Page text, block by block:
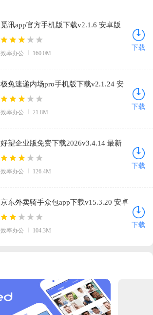
觅讯app官方手机版下载v2.1.6 安卓版
效率办公 160.0M
下载
极兔速递内场pro手机版下载v2.1.24 安
卓版
效率办公 21.8M
下载
好望企业版免费下载2026v3.4.14 最新
版
效率办公 126.4M
下载
京东外卖骑手众包app下载v15.3.20 安卓
版
效率办公 104.3M
下载